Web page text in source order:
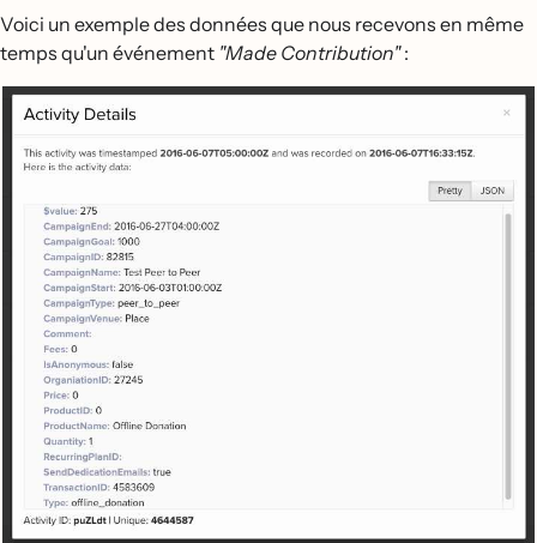
Voici un exemple des données que nous recevons en même
temps qu'un événement "Made Contribution":